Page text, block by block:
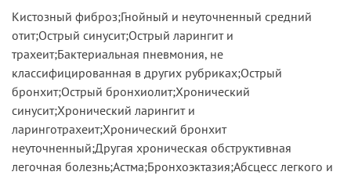
Кистозный фиброз;Гнойный и неуточненный средний
отит;Острый синусит;Острый ларингит и
трахеит;Бактериальная пневмония, не
классифицированная в других рубриках;Острый
бронхит;Острый бронхиолит;Хронический
синусит;Хронический ларингит и
ларинготрахеит;Хронический бронхит
неуточненный;Другая хроническая обструктивная
легочная болезнь;Астма;Бронхоэктазия;Абсцесс легкого и